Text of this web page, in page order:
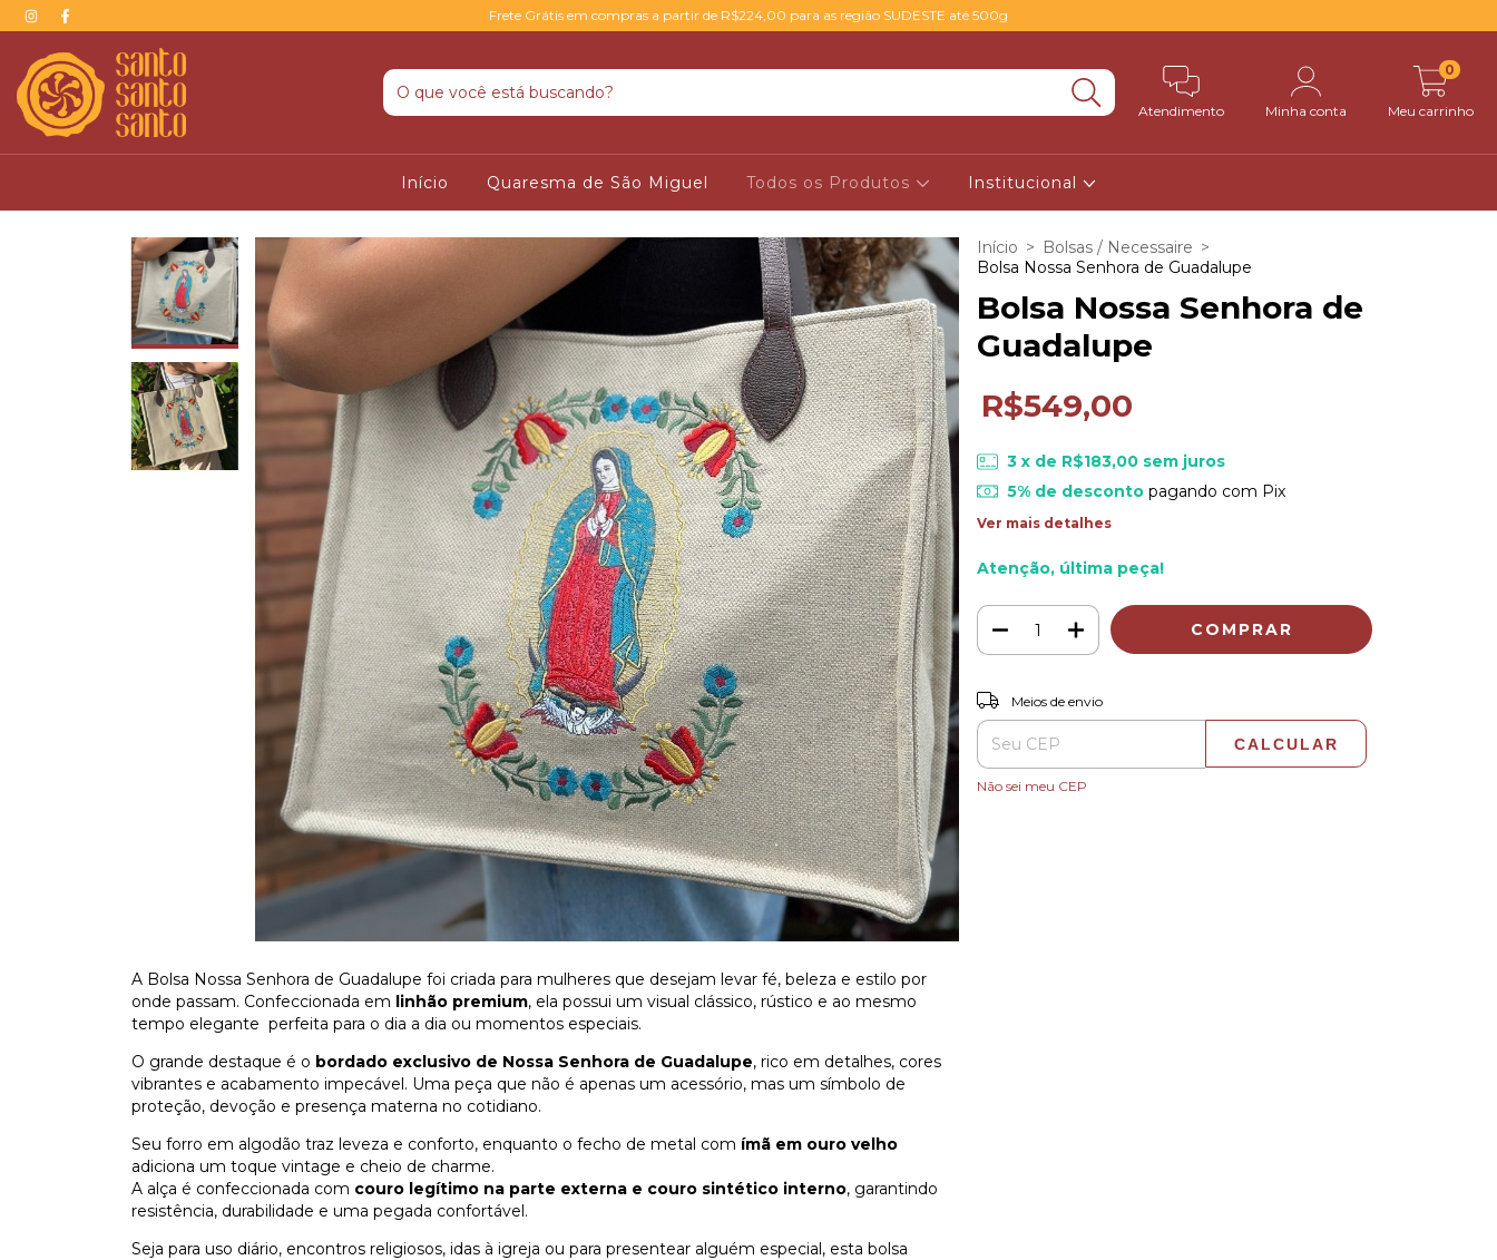
Frete Grátis em compras a partir de R$224,00 para as região SUDESTE até 500g
Atendimento Minha conta Meu carrinho
0
Início Quaresma de São Miguel Todos os Produtos Institucional
A Bolsa Nossa Senhora de Guadalupe foi criada para mulheres que desejam levar fé, beleza e estilo por
onde passam. Confeccionada em linhão premium, ela possui um visual clássico, rústico e ao mesmo
tempo elegante perfeita para o dia a dia ou momentos especiais.
O grande destaque é o bordado exclusivo de Nossa Senhora de Guadalupe, rico em detalhes, cores
vibrantes e acabamento impecável. Uma peça que não é apenas um acessório, mas um símbolo de
proteção, devoção e presença materna no cotidiano.
Seu forro em algodão traz leveza e conforto, enquanto o fecho de metal com ímã em ouro velho
adiciona um toque vintage e cheio de charme.
A alça é confeccionada com couro legítimo na parte externa e couro sintético interno, garantindo
resistência, durabilidade e uma pegada confortável.
Seja para uso diário, encontros religiosos, idas à igreja ou para presentear alguém especial, esta bolsa
Início > Bolsas / Necessaire >
Bolsa Nossa Senhora de Guadalupe
Bolsa Nossa Senhora de
Guadalupe
R$549,00
3 x de R$183,00 sem juros
5% de descontopagando com Pix
Ver mais detalhes
Atenção, última peça!
Entregas para o CEP:
Meios de envio
CALCULAR
Não sei meu CEP